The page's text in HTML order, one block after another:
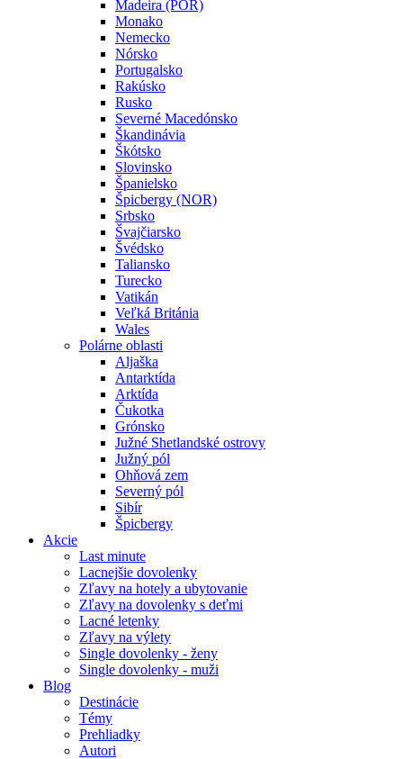
Madeira (POR)
Monako
Nemecko
Nórsko
Portugalsko
Rakúsko
Rusko
Severné Macedónsko
Škandinávia
Škótsko
Slovinsko
Španielsko
Špicbergy (NOR)
Srbsko
Švajčiarsko
Švédsko
Taliansko
Turecko
Vatikán
Veľká Británia
Wales
Polárne oblasti
Aljaška
Antarktída
Arktída
Čukotka
Grónsko
Južné Shetlandské ostrovy
Južný pól
Ohňová zem
Severný pól
Sibír
Špicbergy
Akcie
Last minute
Lacnejšie dovolenky
Zľavy na hotely a ubytovanie
Zľavy na dovolenky s deťmi
Lacné letenky
Zľavy na výlety
Single dovolenky - ženy
Single dovolenky - muži
Blog
Destinácie
Témy
Prehliadky
Autori